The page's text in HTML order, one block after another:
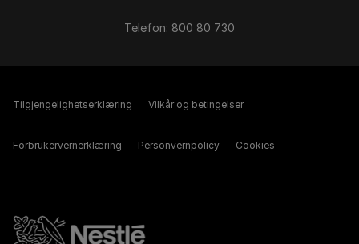
Telefon: 800 80 730
Tilgjengelighetserklæring Vilkår og betingelser
Forbrukervernerklæring Personvernpolicy Cookies